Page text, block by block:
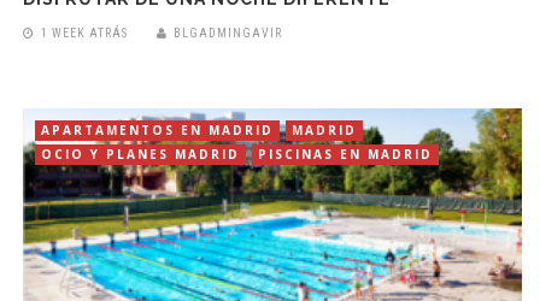
1 WEEK ATRÁS BLGADMINGAVIR
APARTAMENTOS EN MADRID
MADRID
OCIO Y PLANES MADRID
PISCINAS EN MADRID